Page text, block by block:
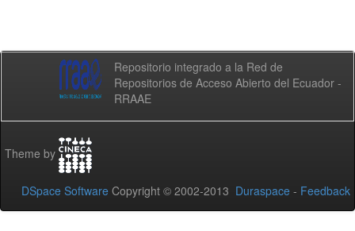
Repositorio integrado a la Red de
Repositorios de Acceso Abierto del Ecuador -
RRAAE
Theme by
DSpace Software Copyright © 2002-2013 Duraspace - Feedback